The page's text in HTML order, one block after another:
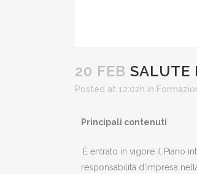
20 FEB SALUTE
Posted at 12:02h in
Principali contenuti
È entrato in vigore il Piano
responsabilità d’impresa